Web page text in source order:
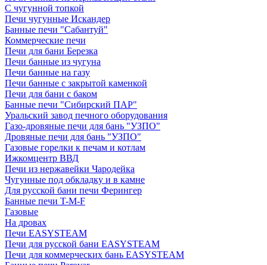
С чугунной топкой
Печи чугунные Искандер
Банные печи "Сабантуй"
Коммерческие печи
Печи для бани Березка
Печи банные из чугуна
Печи банные на газу
Печи банные с закрытой каменкой
Печи для бани с баком
Банные печи "Сибирский ПАР"
Уральский завод печного оборудования
Газо-дровяные печи для бань "УЗПО"
Дровяные печи для бань "УЗПО"
Газовые горелки к печам и котлам
Ижкомцентр ВВД
Печи из нержавейки Чародейка
Чугунные под обкладку и в камне
Для русской бани печи Ферингер
Банные печи T-M-F
Газовые
На дровах
Печи EASYSTEAM
Печи для русской бани EASYSTEAM
Печи для коммерческих бань EASYSTEAM